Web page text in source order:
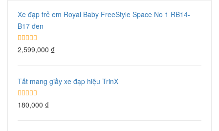
Xe đạp trẻ em Royal Baby FreeStyle Space No 1 RB14-
B17 đen
2,599,000 ₫
Tất mang giầy xe đạp hiệu TrinX
180,000 ₫